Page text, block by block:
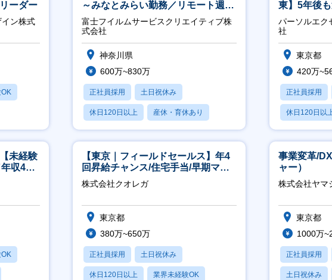
ーダー
ン株式
～みなとみらい勤務／リモート週
2OK／業務改善～
富士フイルムサービスクリエイティブ株
式会社
神奈川県
600万~830万
正社員採用 土日祝休み
休日120日以上 産休・育休あり
月残業20時間以内
東】5年後
／チーム運
パーソルエク
社
東京都
420万
正社員採用
休日120日以
月残業20時間
未経験
収400
【東京｜フィールドセールス】年4
回昇給チャンス/住宅手当/早期マネ
ジメント機会あり！
株式会社クオレガ
東京都
380万~650万
正社員採用 土日祝休み
休日120日以上 業界未経験OK
事業変革/
ャー）
株式会社ヤマ
東京都
1000万
正社員採用
土日祝休み